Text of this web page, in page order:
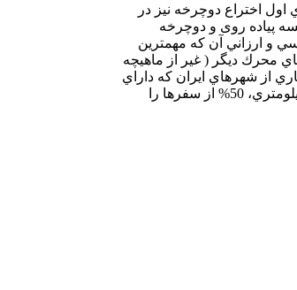
اختراع دوچرخه نیز در
زمين شد. با مقايسه پیاده روی و دوچرخه
و ارزاني آن كه مهمترين
محرك ديگر ( غير از ماهيچه
از شهرهاي ايران كه داراي
سطح معابر كم شيب و داراي عوارض توپوگرافيك كمتر هستند در حد تردد با ساير وسايل نقليه مي تواند باشد. سفرهاي درون ناحيه اي در شهرها در شعاع 3 كيلومتري، 50% از سفرها را